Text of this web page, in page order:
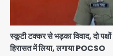
स्कूटी टक्कर से भड़का विवाद, दो
हिरासत में लिया, लगाया POCSO